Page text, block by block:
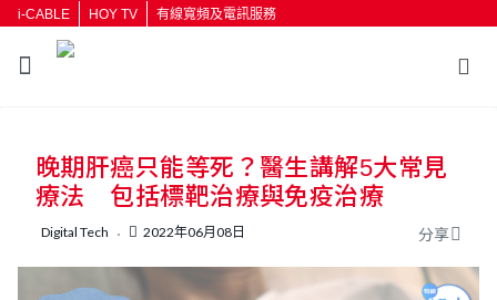
i-CABLE HOY TV 有線寬頻及電訊服務
按輸入鍵開始搜尋
晚期肝癌只能等死？醫生講解5大常見
療法 包括標靶治療與免疫治療
Digital Tech 2022年06月08日 分享